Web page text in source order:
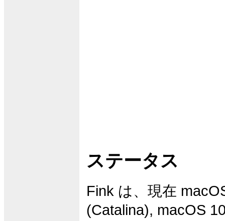
ステータス
Fink は、現在
(Catalina), macOS